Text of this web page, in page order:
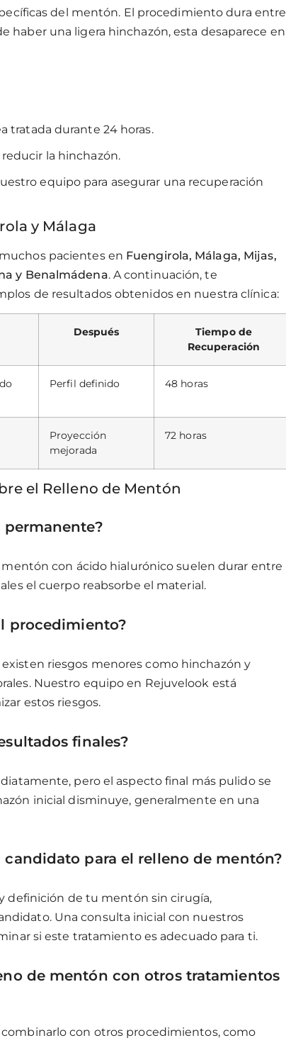
del mentón. El procedimiento dura entre
haber una ligera hinchazón, esta desaparece en
tratada durante 24 horas.
la hinchazón.
equipo para asegurar una recuperación
y Málaga
pacientes en Fuengirola, Málaga, Mijas,
y Benalmádena. A continuación, te
de resultados obtenidos en nuestra clínica:
Después
Tiempo de
Recuperación
Perfil definido 48 horas
Proyección
mejorada
72 horas
el Relleno de Mentón
permanente?
con ácido hialurónico suelen durar entre
el cuerpo reabsorbe el material.
procedimiento?
riesgos menores como hinchazón y
Nuestro equipo en Rejuvelook está
estos riesgos.
finales?
pero el aspecto final más pulido se
inicial disminuye, generalmente en una
candidato para el relleno de mentón?
definición de tu mentón sin cirugía,
Una consulta inicial con nuestros
si este tratamiento es adecuado para ti.
de mentón con otros tratamientos
con otros procedimientos, como